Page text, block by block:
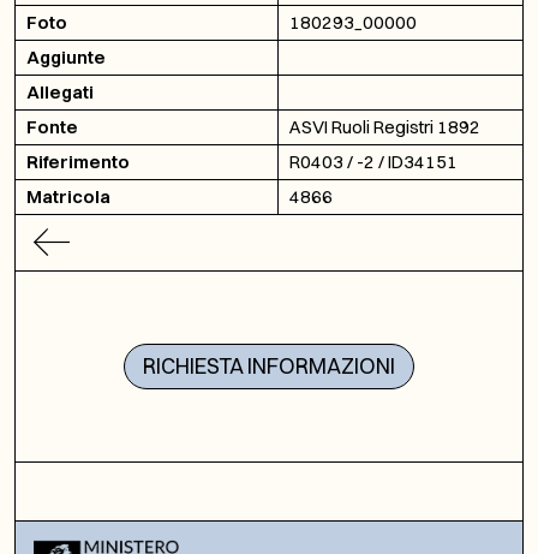
Foto
180293_00000
Aggiunte
Allegati
Fonte
ASVI Ruoli Registri 1892
Riferimento
R0403 / -2 / ID34151
Matricola
4866
RICHIESTA INFORMAZIONI